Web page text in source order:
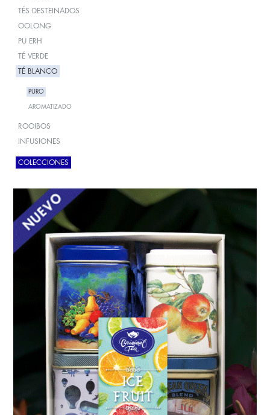
TÉS DESTEINADOS
OOLONG
PU ERH
TÉ VERDE
TÉ BLANCO
PURO
AROMATIZADO
ROOIBOS
INFUSIONES
COLECCIONES